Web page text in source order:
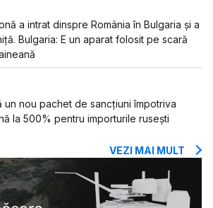
a intrat dinspre România în Bulgaria și a
Bulgaria: E un aparat folosit pe scară
un nou pachet de sancțiuni împotriva
la 500% pentru importurile rusești
VEZI MAI MULT